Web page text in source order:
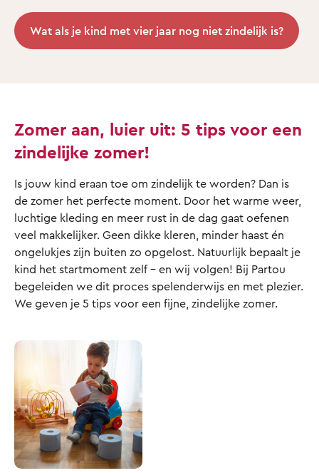
Wat als je kind met vier jaar nog niet zindelijk is?
Zomer aan, luier uit: 5 tips voor een
zindelijke zomer!
Is jouw kind eraan toe om zindelijk te worden? Dan is
de zomer het perfecte moment. Door het warme weer,
luchtige kleding en meer rust in de dag gaat oefenen
veel makkelijker. Geen dikke kleren, minder haast én
ongelukjes zijn buiten zo opgelost. Natuurlijk bepaalt je
kind het startmoment zelf – en wij volgen! Bij Partou
begeleiden we dit proces spelenderwijs en met plezier.
We geven je 5 tips voor een fijne, zindelijke zomer.